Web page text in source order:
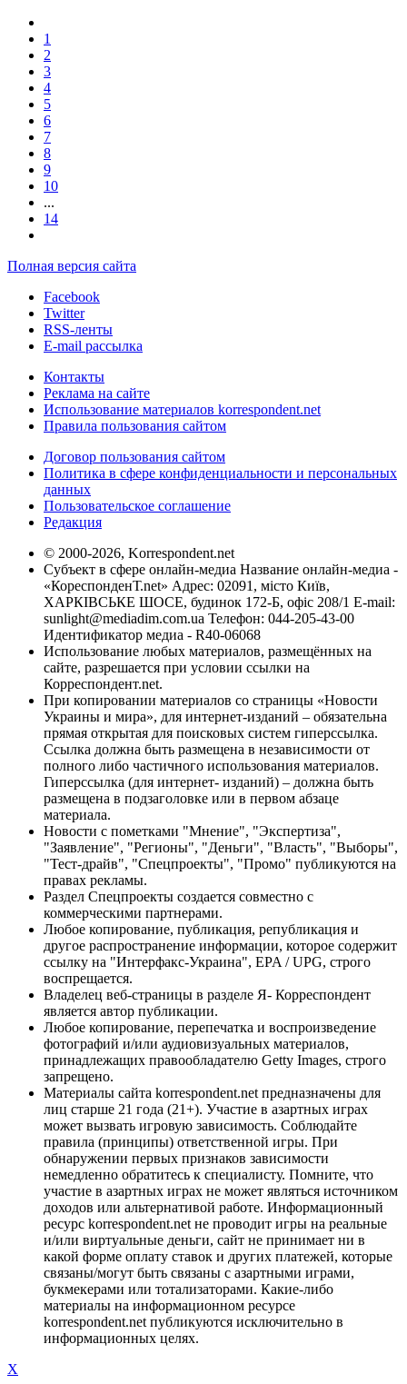
1
2
3
4
5
6
7
8
9
10
...
14
Полная версия сайта
Facebook
Twitter
RSS-ленты
E-mail рассылка
Контакты
Реклама на сайте
Использование материалов korrespondent.net
Правила пользования сайтом
Договор пользования сайтом
Политика в сфере конфиденциальности и персональных
данных
Пользовательское соглашение
Редакция
© 2000-2026, Korrespondent.net
Субъект в сфере онлайн-медиа Название онлайн-медиа -
«КореспонденТ.net» Адрес: 02091, місто Київ,
ХАРКІВСЬКЕ ШОСЕ, будинок 172-Б, офіс 208/1 E-mail:
sunlight@mediadim.com.ua Телефон: 044-205-43-00
Идентификатор медиа - R40-06068
Использование любых материалов, размещённых на
сайте, разрешается при условии ссылки на
Корреспондент.net.
При копировании материалов со страницы «Новости
Украины и мира», для интернет-изданий – обязательна
прямая открытая для поисковых систем гиперссылка.
Ссылка должна быть размещена в независимости от
полного либо частичного использования материалов.
Гиперссылка (для интернет- изданий) – должна быть
размещена в подзаголовке или в первом абзаце
материала.
Новости с пометками "Мнение", "Экспертиза",
"Заявление", "Регионы", "Деньги", "Власть", "Выборы",
"Тест-драйв", "Спецпроекты", "Промо" публикуются на
правах рекламы.
Раздел Спецпроекты создается совместно с
коммерческими партнерами.
Любое копирование, публикация, републикация и
другое распространение информации, которое содержит
ссылку на "Интерфакс-Украина", EPA / UPG, строго
воспрещается.
Владелец веб-страницы в разделе Я- Корреспондент
является автор публикации.
Любое копирование, перепечатка и воспроизведение
фотографий и/или аудиовизуальных материалов,
принадлежащих правообладателю Getty Images, строго
запрещено.
Материалы сайта korrespondent.net предназначены для
лиц старше 21 года (21+). Участие в азартных играх
может вызвать игровую зависимость. Соблюдайте
правила (принципы) ответственной игры. При
обнаружении первых признаков зависимости
немедленно обратитесь к специалисту. Помните, что
участие в азартных играх не может являться источником
доходов или альтернативой работе. Информационный
ресурс korrespondent.net не проводит игры на реальные
и/или виртуальные деньги, сайт не принимает ни в
какой форме оплату ставок и других платежей, которые
связаны/могут быть связаны с азартными играми,
букмекерами или тотализаторами. Какие-либо
материалы на информационном ресурсе
korrespondent.net публикуются исключительно в
информационных целях.
X